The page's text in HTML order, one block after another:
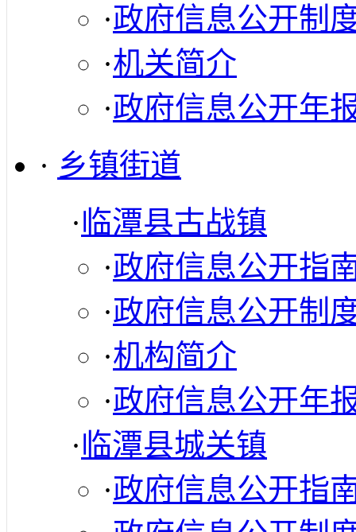
·政府信息公开制
·机关简介
·政府信息公开年
· 乡镇街道
·临潭县古战镇
·政府信息公开指
·政府信息公开制
·机构简介
·政府信息公开年
·临潭县城关镇
·政府信息公开指